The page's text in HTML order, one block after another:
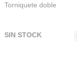
Torniquete doble
SIN STOCK